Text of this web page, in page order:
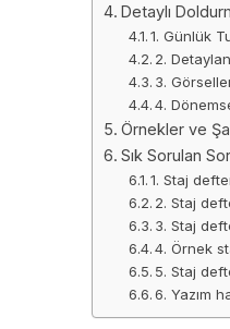
Detaylı
1. Günlük
2.
3.
4.
Örnekler ve
Sık Sorulan
1. Staj
2. Staj
3. Staj
4. Örnek
5. Staj
6. Yazım